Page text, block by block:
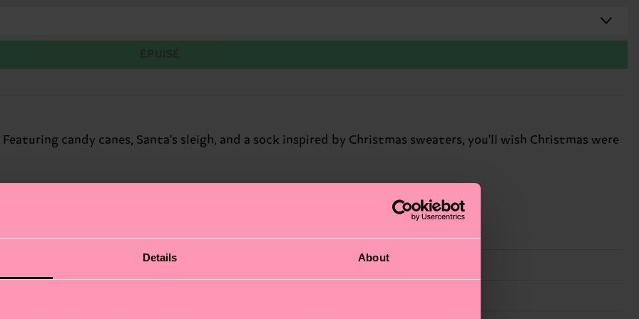
Details About
candy canes, Santa's sleigh, and a sock inspired by Christmas sweaters, you'll wish Christmas were